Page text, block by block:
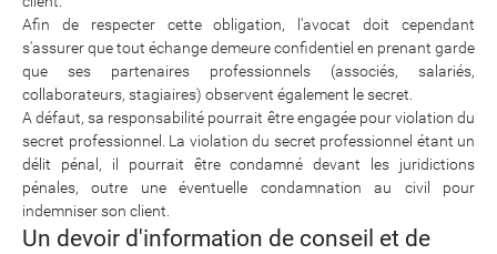
Afin de respecter cette obligation, l'avocat doit cependant
s'assurer que tout échange demeure confidentiel en prenant garde
que ses partenaires professionnels (associés, salariés,
collaborateurs, stagiaires) observent également le secret.
A défaut, sa responsabilité pourrait être engagée pour violation du
secret professionnel. La violation du secret professionnel étant un
délit pénal, il pourrait être condamné devant les juridictions
pénales, outre une éventuelle condamnation au civil pour
indemniser son client.
Un devoir d'information de conseil et de